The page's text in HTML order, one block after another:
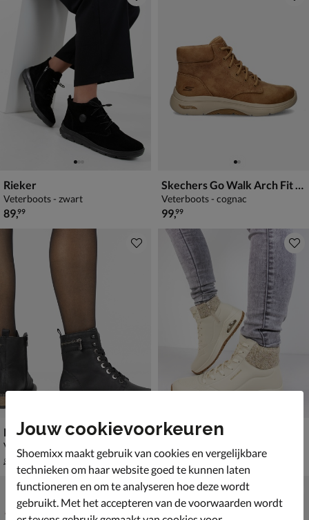
Rieker
Veterboots - zwart
€ 89,99
89,99
Skechers Go Walk Arch Fit 2.0
Veterboots - cognac
€ 99,99
99,99
Rieker
Veterboots - zwart
van € 89,99 voor € 62,99
89 62,99
Skechers Uno Rugged
van € 99,99 voor € 69,99
69,99
Jouw cookievoorkeuren
Shoemixx maakt gebruik van cookies en vergelijkbare
technieken om haar website goed te kunnen laten
functioneren en om te analyseren hoe deze wordt
gebruikt. Met het accepteren van de voorwaarden wordt